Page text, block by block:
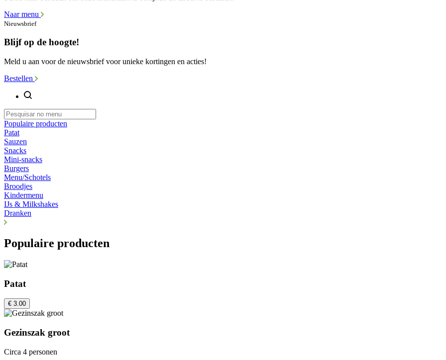
Naar menu
Nieuwsbrief
Blijf op de hoogte!
Meld u aan voor de nieuwsbrief voor unieke kortingen en acties!
Bestellen
Populaire producten
Patat
Sauzen
Snacks
Mini-snacks
Burgers
Menu/Schotels
Broodjes
Kindermenu
IJs & Milkshakes
Dranken
Populaire producten
Patat
€ 3.00
Gezinszak groot
Circa 4 personen